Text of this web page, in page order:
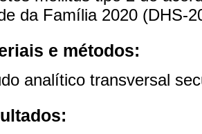
da Família 2020 (DHS-
e métodos:
analítico transversal